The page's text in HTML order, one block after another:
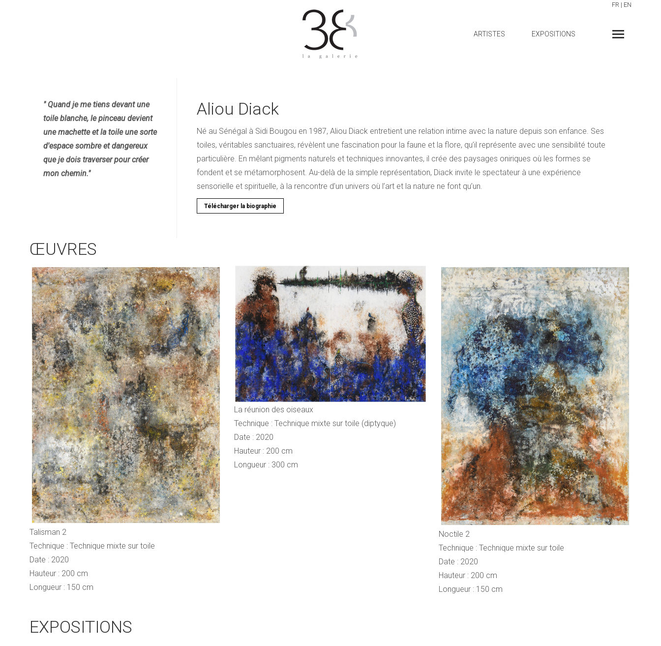
FR | EN
ARTISTES EXPOSITIONS
" Quand je me tiens devant une
toile blanche, le pinceau devient
une machette et la toile une sorte
d'espace sombre et dangereux
que je dois traverser pour créer
mon chemin."
Aliou Diack
Né au Sénégal à Sidi Bougou en 1987, Aliou Diack entretient une relation intime avec la nature depuis son enfance. Ses
toiles, véritables sanctuaires, révèlent une fascination pour la faune et la flore, qu’il représente avec une sensibilité toute
particulière. En mêlant pigments naturels et techniques innovantes, il crée des paysages oniriques où les formes se
fondent et se métamorphosent. Au-delà de la simple représentation, Diack invite le spectateur à une expérience
sensorielle et spirituelle, à la rencontre d’un univers où l’art et la nature ne font qu’un.
Télécharger la biographie
ŒUVRES
Talisman 2
Technique : Technique mixte sur toile
Date : 2020
Hauteur : 200 cm
Longueur : 150 cm
La réunion des oiseaux
Technique : Technique mixte sur toile (diptyque)
Date : 2020
Hauteur : 200 cm
Longueur : 300 cm
Noctile 2
Technique : Technique mixte sur toile
Date : 2020
Hauteur : 200 cm
Longueur : 150 cm
EXPOSITIONS